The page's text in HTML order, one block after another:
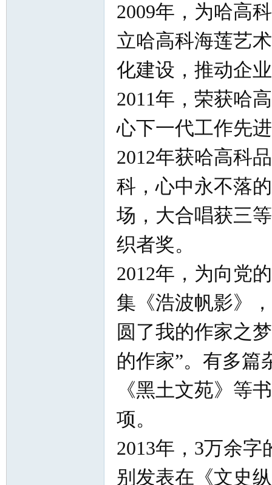
2009年，为哈高
立哈高科海莲艺
化建设，推动企
2011年，荣获哈
心下一代工作先
2012年获哈高科
科，心中永不落
场，大合唱获三
织者奖。
2012年，为向党
集《浩波帆影》
圆了我的作家之
的作家”。有多篇
《黑土文苑》等
项。
2013年，3万余
别发表在《文史